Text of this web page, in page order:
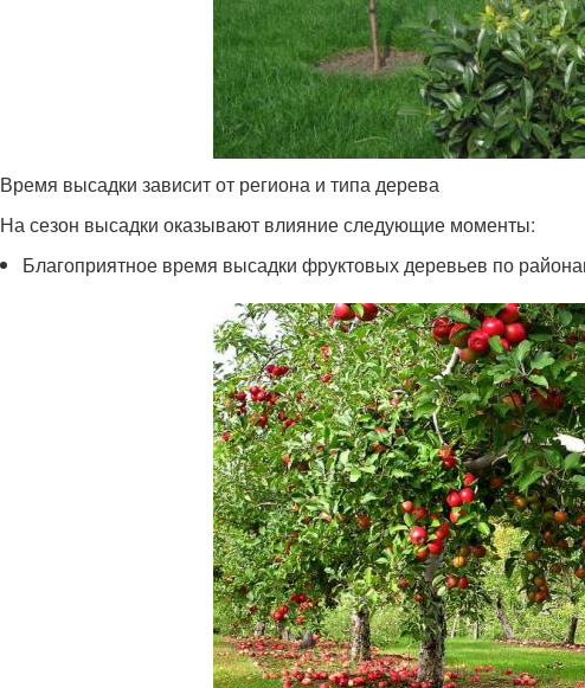
Время высадки зависит от региона и типа дерева
На сезон высадки оказывают влияние следующие моменты:
Благоприятное время высадки фруктовых деревьев по